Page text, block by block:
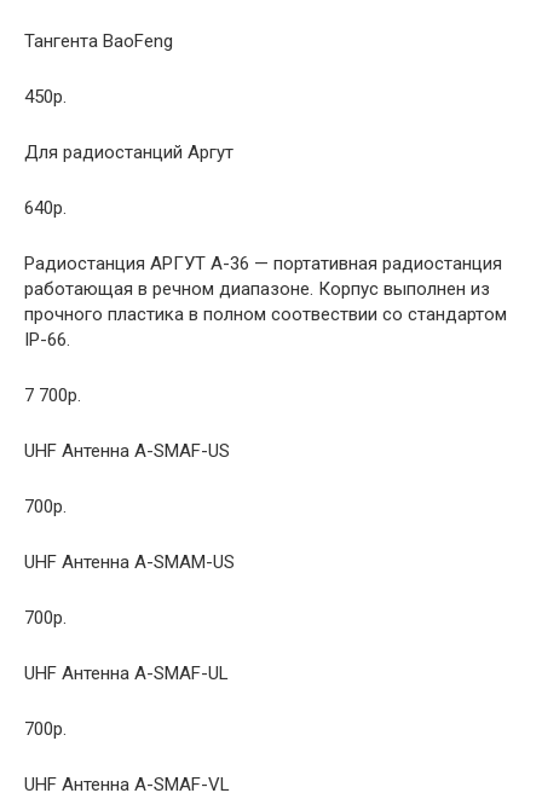
Тангента BaoFeng
450р.
Для радиостанций Аргут
640р.
Радиостанция АРГУТ A-36 — портативная радиостанция
работающая в речном диапазоне. Корпус выполнен из
прочного пластика в полном соотвествии со стандартом
IP-66.
7 700р.
UHF Антенна A-SMAF-US
700р.
UHF Антенна A-SMAM-US
700р.
UHF Антенна A-SMAF-UL
700р.
UHF Антенна A-SMAF-VL